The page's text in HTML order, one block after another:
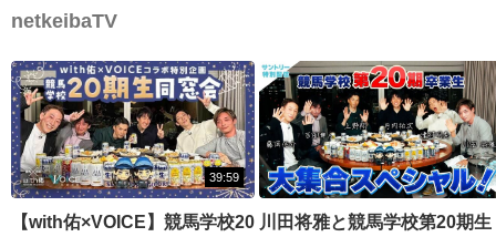
netkeibaTV
39:59
【with佑×VOICE】競馬学校20 川田将雅と競馬学校第20期生